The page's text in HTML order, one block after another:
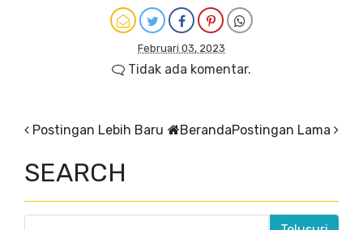
Februari 03, 2023
Tidak ada komentar.
Postingan Lebih Baru Postingan Lama
Beranda
SEARCH